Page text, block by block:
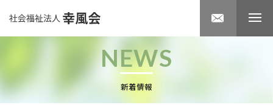
NEWS
新着情報